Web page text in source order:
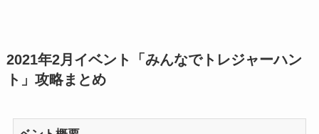
2021年2月イベント「みんなでトレジャーハン
ト」攻略まとめ